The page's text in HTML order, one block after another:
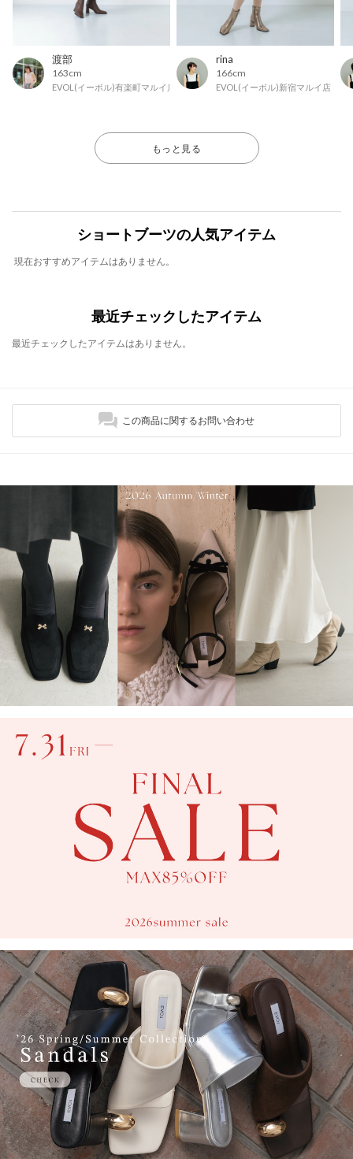
渡部
163cm
EVOL(イーボル)有楽町マルイ店
rina
166cm
EVOL(イーボル)新宿マルイ店
もっと見る
ショートブーツの人気アイテム
現在おすすめアイテムはありません。
最近チェックしたアイテム
最近チェックしたアイテムはありません。
この商品に関するお問い合わせ